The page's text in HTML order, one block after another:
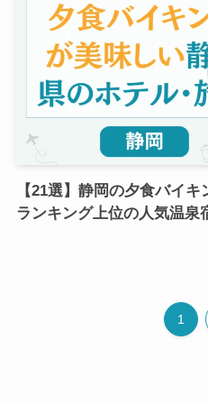
【21選】静岡の夕食バイ
ランキング上位の人気温泉
1